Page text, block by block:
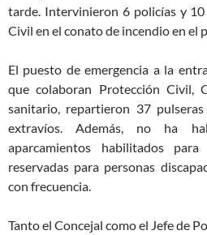
tarde. Intervinieron 6 policías y
Civil en el conato de incendio en el
El puesto de emergencia a la
que colaboran Protección Civil,
sanitario, repartieron 37
extravíos. Además, no ha
aparcamientos habilitados
reservadas para personas
con frecuencia.
Tanto el Concejal como el Jefe de